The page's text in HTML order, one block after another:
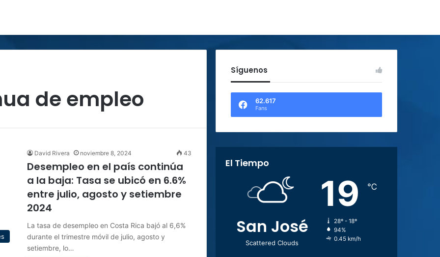
de empleo
David Rivera noviembre 8, 2024 43
Desempleo en el país continúa
a la baja: Tasa se ubicó en 6.6%
entre julio, agosto y setiembre
2024
La tasa de desempleo en Costa Rica bajó al 6,6%
durante el trimestre móvil de julio, agosto y
setiembre, lo…
Síguenos
62.617
Fans
El Tiempo
San José
Scattered Clouds
19 ℃
28º - 18º
94%
0.45 km/h